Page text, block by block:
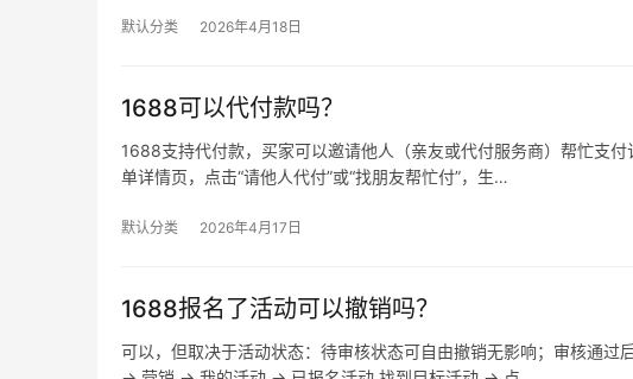
默认分类 2026年4月18日
1688可以代付款吗？
1688支持代付款，买家可以邀请他人（亲友或代付服务商）帮忙支
单详情页，点击“请他人代付”或“找朋友帮忙付”，生…
默认分类 2026年4月17日
1688报名了活动可以撤销吗？
可以，但取决于活动状态：待审核状态可自由撤销无影响；审核通